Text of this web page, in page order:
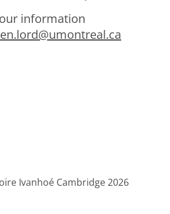
information
Ivanhoé Cambridge 2026